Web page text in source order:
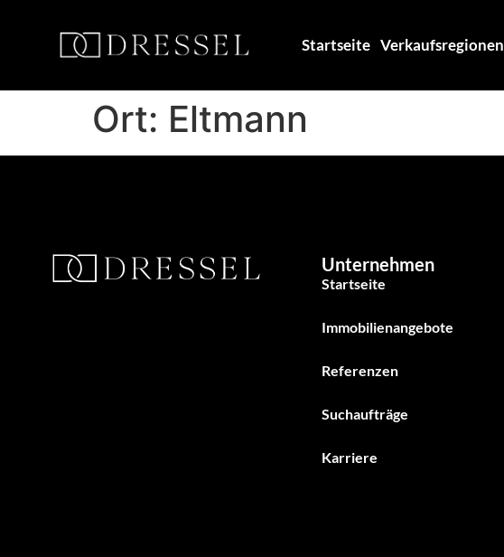
Startseite Verkaufsregionen
Ort: Eltmann
Unternehmen
Startseite
Immobilienangebote
Referenzen
Suchaufträge
Karriere